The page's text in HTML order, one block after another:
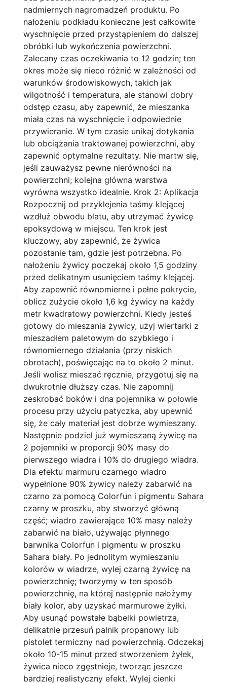
nadmiernych nagromadzeń produktu. Po
nałożeniu podkładu konieczne jest całkowite
wyschnięcie przed przystąpieniem do dalszej
obróbki lub wykończenia powierzchni.
Zalecany czas oczekiwania to 12 godzin; ten
okres może się nieco różnić w zależności od
warunków środowiskowych, takich jak
wilgotność i temperatura, ale stanowi dobry
odstęp czasu, aby zapewnić, że mieszanka
miała czas na wyschnięcie i odpowiednie
przywieranie. W tym czasie unikaj dotykania
lub obciążania traktowanej powierzchni, aby
zapewnić optymalne rezultaty. Nie martw się,
jeśli zauważysz pewne nierówności na
powierzchni; kolejna główna warstwa
wyrówna wszystko idealnie. Krok 2: Aplikacja
Rozpocznij od przyklejenia taśmy klejącej
wzdłuż obwodu blatu, aby utrzymać żywicę
epoksydową w miejscu. Ten krok jest
kluczowy, aby zapewnić, że żywica
pozostanie tam, gdzie jest potrzebna. Po
nałożeniu żywicy poczekaj około 1,5 godziny
przed delikatnym usunięciem taśmy klejącej.
Aby zapewnić równomierne i pełne pokrycie,
oblicz zużycie około 1,6 kg żywicy na każdy
metr kwadratowy powierzchni. Kiedy jesteś
gotowy do mieszania żywicy, użyj wiertarki z
mieszadłem paletowym do szybkiego i
równomiernego działania (przy niskich
obrotach), poświęcając na to około 2 minut.
Jeśli wolisz mieszać ręcznie, przygotuj się na
dwukrotnie dłuższy czas. Nie zapomnij
zeskrobać boków i dna pojemnika w połowie
procesu przy użyciu patyczka, aby upewnić
się, że cały materiał jest dobrze wymieszany.
Następnie podziel już wymieszaną żywicę na
2 pojemniki w proporcji 90% masy do
pierwszego wiadra i 10% do drugiego wiadra.
Dla efektu marmuru czarnego wiadro
wypełnione 90% żywicy należy zabarwić na
czarno za pomocą Colorfun i pigmentu Sahara
czarny w proszku, aby stworzyć główną
część; wiadro zawierające 10% masy należy
zabarwić na biało, używając płynnego
barwnika Colorfun i pigmentu w proszku
Sahara biały. Po jednolitym wymieszaniu
kolorów w wiadrze, wylej czarną żywicę na
powierzchnię; tworzymy w ten sposób
powierzchnię, na której następnie nałożymy
biały kolor, aby uzyskać marmurowe żyłki.
Aby usunąć powstałe bąbelki powietrza,
delikatnie przesuń palnik propanowy lub
pistolet termiczny nad powierzchnią. Odczekaj
około 10-15 minut przed stworzeniem żyłek,
żywica nieco zgęstnieje, tworząc jeszcze
bardziej realistyczny efekt. Wylej cienki